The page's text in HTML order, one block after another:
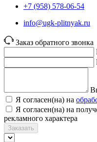
+7 (958) 578-06-54
info@ugk-plitnyak.ru
Заказ обратного звонка
Я согласен(на) на
Я согласен(на) на
рекламного характера
Заказать